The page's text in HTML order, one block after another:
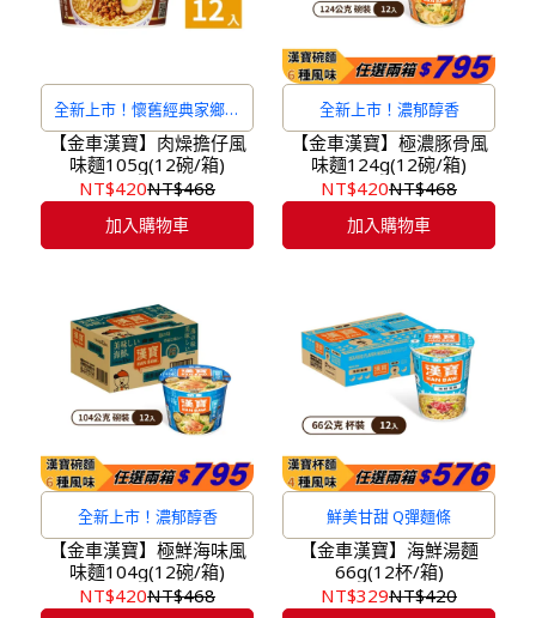
全新上市！懷舊經典家鄉肉
燥風味
【金車漢寶】肉燥擔仔風
味麵105g(12碗/箱)
NT$420NT$468
加入購物車
全新上市！濃郁醇香
【金車漢寶】極濃豚骨風
味麵124g(12碗/箱)
NT$420NT$468
加入購物車
全新上市！濃郁醇香
【金車漢寶】極鮮海味風
味麵104g(12碗/箱)
NT$420NT$468
鮮美甘甜 Q彈麵條
【金車漢寶】海鮮湯麵
66g(12杯/箱)
NT$329NT$420